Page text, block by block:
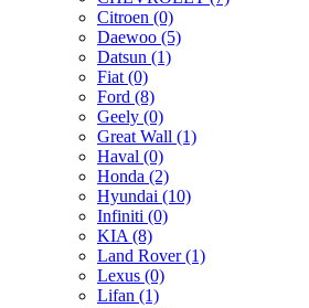
Citroen (0)
Daewoo (5)
Datsun (1)
Fiat (0)
Ford (8)
Geely (0)
Great Wall (1)
Haval (0)
Honda (2)
Hyundai (10)
Infiniti (0)
KIA (8)
Land Rover (1)
Lexus (0)
Lifan (1)